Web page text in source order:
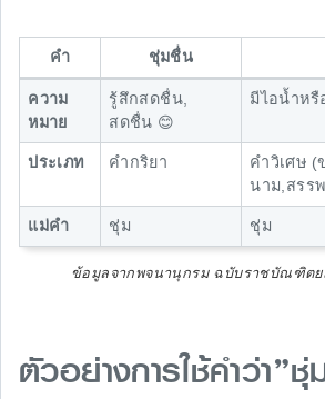
คำ ชุ่มชื่น
ความ
หมาย
รู้สึกสดชื่น,
สดชื่น 😊
มีไอนํ้าห
ประเภท คำกริยา
คำวิเศษ (
นาม,สรร
แม่คำ ชุ่ม ชุ่ม
ข้อมูลจากพจนานุกรม ฉบับราชบัณฑิตย
ตัวอย่างการใช้คำว่า”